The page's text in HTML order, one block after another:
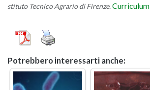
sti­tu­to Tec­ni­co Agra­rio di Fi­ren­ze.Cur­ri­cu­lum
Po­treb­be­ro in­te­res­sar­ti anche: